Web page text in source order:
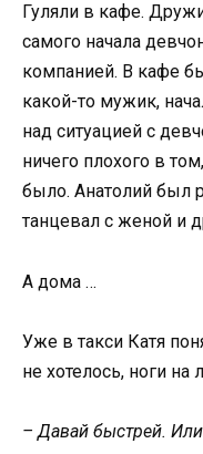
Гуляли в кафе.
самого начала
компанией. В кафе
какой-то мужик,
над ситуацией с
ничего плохого в
было. Анатолий был
танцевал с женой и
А дома …
Уже в такси Катя
не хотелось, ноги на
– Давай быстрей.